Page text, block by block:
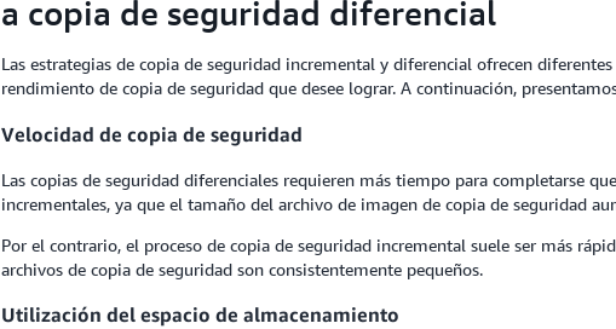
a copia de seguridad diferencial
Las estrategias de copia de seguridad incremental y diferencial ofrecen
rendimiento de copia de seguridad que desee lograr. A continuación,
Velocidad de copia de seguridad
Las copias de seguridad diferenciales requieren más tiempo para completarse
incrementales, ya que el tamaño del archivo de imagen de copia de seguridad
Por el contrario, el proceso de copia de seguridad incremental suele ser más
archivos de copia de seguridad son consistentemente pequeños.
Utilización del espacio de almacenamiento